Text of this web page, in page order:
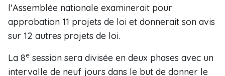
l'Assemblée nationale examinerait pour
approbation 11 projets de loi et donnerait son avis
sur 12 autres projets de loi.
La 8e session sera divisée en deux phases avec un
intervalle de neuf jours dans le but de donner le